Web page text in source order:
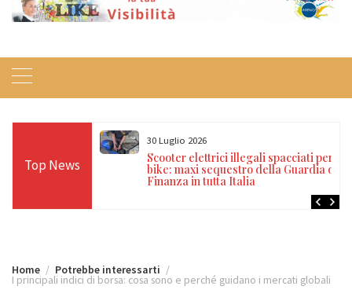
Top News
campi rom e
17 denunce e
30 Luglio 2026
Scooter elettrici illegali spacciati per e-
bike: maxi sequestro della Guardia di
Finanza in tutta Italia
Home Potrebbe interessarti
I principali indici di borsa: cosa sono e perché guidano i mercati globali